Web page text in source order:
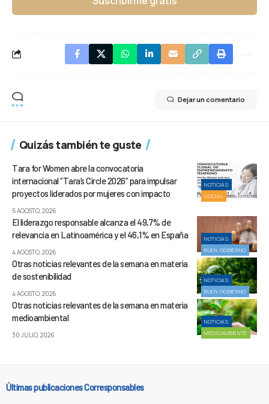
Dejar un comentario
Quizás también te guste
NOTICIAS
SOCIAL
Tara for Women abre la convocatoria
internacional “Tara’s Circle 2026” para impulsar
proyectos liderados por mujeres con impacto
5 AGOSTO, 2026
NOTICIAS
BUEN GOBIERNO
El liderazgo responsable alcanza el 49,7% de
relevancia en Latinoamérica y el 46,1% en España
4 AGOSTO, 2026
NOTICIAS
BUEN GOBIERNO
Otras noticias relevantes de la semana en materia
de sostenibilidad
4 AGOSTO, 2026
NOTICIAS
MEDIOAMBIENTE
Otras noticias relevantes de la semana en materia
medioambiental
30 JULIO, 2026
Últimas publicaciones Corresponsables